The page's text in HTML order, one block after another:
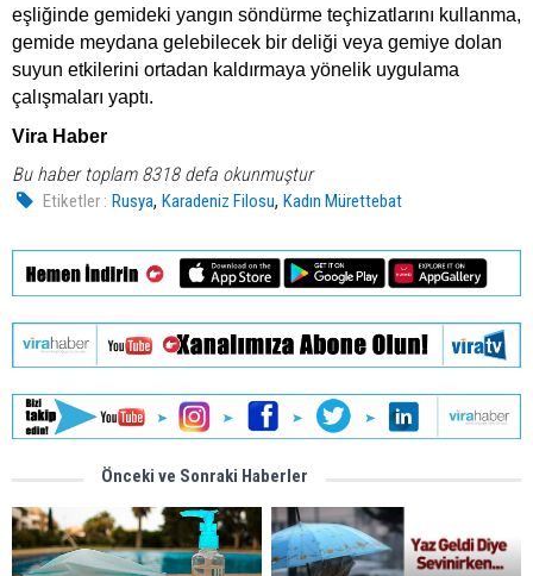
eşliğinde gemideki yangın söndürme teçhizatlarını kullanma,
gemide meydana gelebilecek bir deliği veya gemiye dolan
suyun etkilerini ortadan kaldırmaya yönelik uygulama
çalışmaları yaptı.
Vira Haber
Bu haber toplam 8318 defa okunmuştur
Etiketler : Rusya,Karadeniz Filosu,Kadın Mürettebat
Önceki ve Sonraki Haberler